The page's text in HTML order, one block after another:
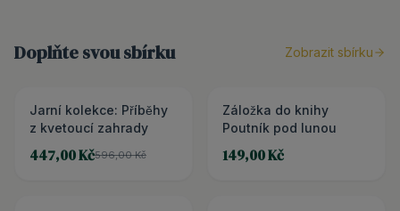
Doplňte svou sbírku Zobrazit sbírku
3+1 ZDARMA
Jarní kolekce: Příběhy
z kvetoucí zahrady
447,00 Kč596,00 Kč
Záložka do knihy
Poutník pod lunou
149,00 Kč